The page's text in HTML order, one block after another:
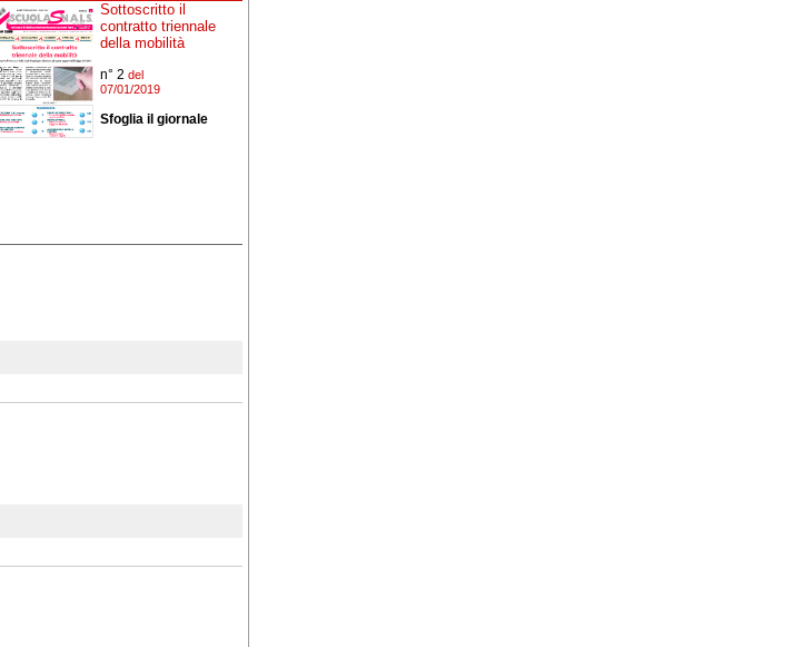
Sottoscritto il
contratto triennale
della mobilità
n° 2 del
07/01/2019
Sfoglia il giornale